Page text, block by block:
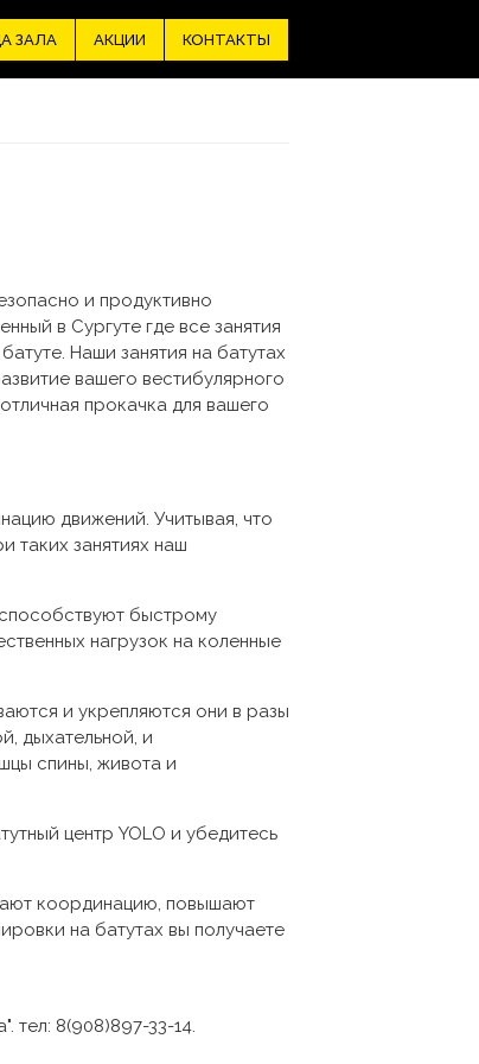
ЗАЛА АКЦИИ КОНТАКТЫ
и продуктивно
в Сургуте где все занятия
Наши занятия на батутах
вашего вестибулярного
прокачка для вашего
движений. Учитывая, что
таких занятиях наш
быстрому
нагрузок на коленные
и укрепляются они в разы
дыхательной, и
спины, живота и
центр YOLO и убедитесь
координацию, повышают
на батутах вы получаете
тел: 8(908)897-33-14.